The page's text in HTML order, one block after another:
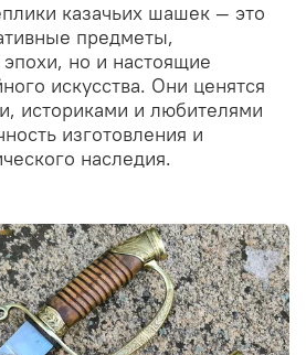
казачьих шашек — это
предметы,
но и настоящие
искусства. Они ценятся
историками и любителями
изготовления и
наследия.